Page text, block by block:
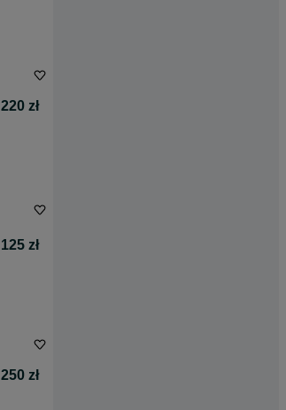
220 zł
125 zł
250 zł